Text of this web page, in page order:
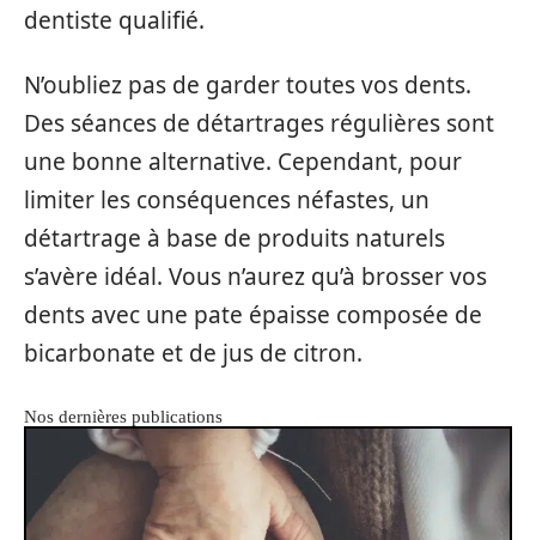
dentiste qualifié.
N’oubliez pas de garder toutes vos dents.
Des séances de détartrages régulières sont
une bonne alternative. Cependant, pour
limiter les conséquences néfastes, un
détartrage à base de produits naturels
s’avère idéal. Vous n’aurez qu’à brosser vos
dents avec une pate épaisse composée de
bicarbonate et de jus de citron.
Nos dernières publications